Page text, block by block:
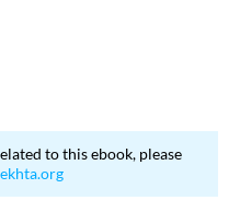
to this ebook, please